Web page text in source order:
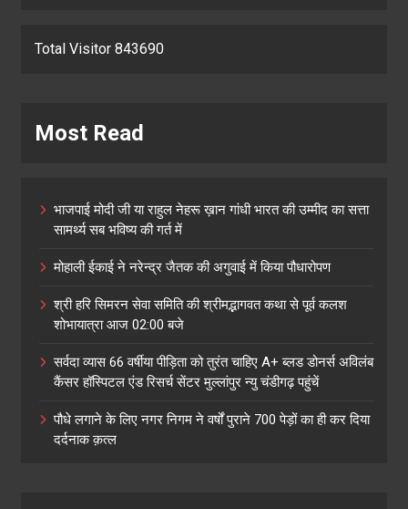
Total Visitor 843690
Most Read
भाजपाई मोदी जी या राहुल नेहरू ख़ान गांधी भारत की उम्मीद का सत्ता
सामर्थ्य सब भविष्य की गर्त में
मोहाली ईकाई ने नरेन्द्र जैतक की अगुवाई में किया पौधारोपण
श्री हरि सिमरन सेवा समिति की श्रीमद्भागवत कथा से पूर्व कलश
शोभायात्रा आज 02:00 बजे
सर्वदा व्यास 66 वर्षीया पीड़िता को तुरंत चाहिए A+ ब्लड डोनर्स अविलंब
कैंसर हॉस्पिटल एंड रिसर्च सेंटर मुल्लांपुर न्यु चंडीगढ़ पहुंचें
पौधे लगाने के लिए नगर निगम ने वर्षों पुराने 700 पेड़ों का ही कर दिया
दर्दनाक क़त्ल